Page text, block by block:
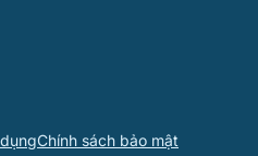
Chính sách bảo mật